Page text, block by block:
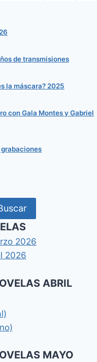
de transmisiones
la máscara? 2025
con Gala Montes y Gabriel
2026
2026
ABRIL
MAYO